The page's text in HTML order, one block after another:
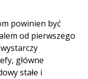
powinien być
od pierwszego
główne
stałe i